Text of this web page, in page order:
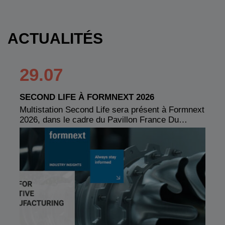
ACTUALITÉS
29.07
SECOND LIFE À FORMNEXT 2026
Multistation Second Life sera présent à Formnext
2026, dans le cadre du Pavillon France Du…